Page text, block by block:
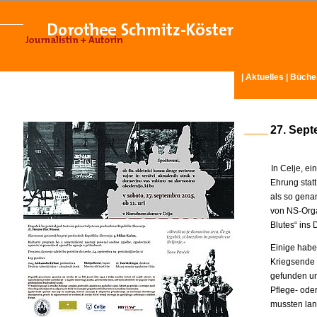
Aktuelles
27.
In Celje,
Ehrung
als so
von NS-
Blutes“ ins
Einige
gefunden
Pflege-
mussten